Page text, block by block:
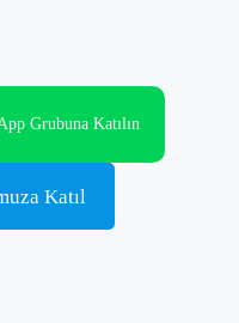
Grubuna Katılın
Katıl